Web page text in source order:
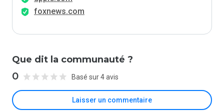
foxnews.com
Que dit la communauté ?
0 Basé sur 4 avis
Laisser un commentaire